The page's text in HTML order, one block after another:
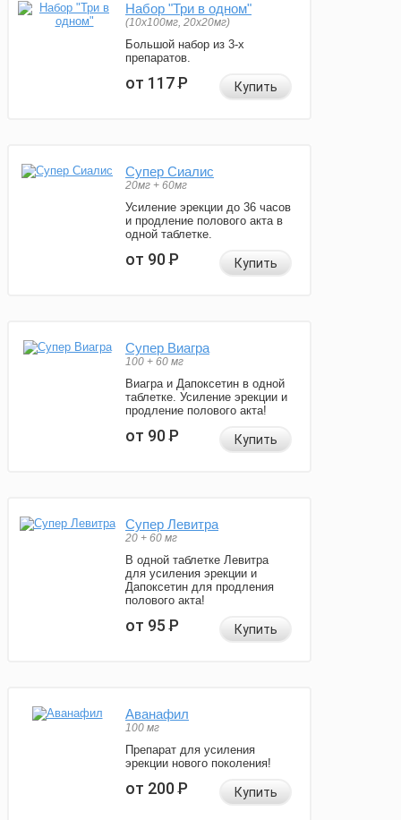
Набор "Три в одном"
(10x100мг, 20x20мг)
Большой набор из 3-х
препаратов.
от 117Р Купить
Супер Сиалис
20мг + 60мг
Усиление эрекции до 36 часов
и продление полового акта в
одной таблетке.
от 90Р Купить
Супер Виагра
100 + 60 мг
Виагра и Дапоксетин в одной
таблетке. Усиление эрекции и
продление полового акта!
от 90Р Купить
Супер Левитра
20 + 60 мг
В одной таблетке Левитра
для усиления эрекции и
Дапоксетин для продления
полового акта!
от 95Р Купить
Аванафил
100 мг
Препарат для усиления
эрекции нового поколения!
от 200Р Купить